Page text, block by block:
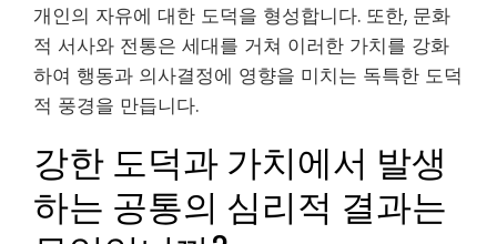
개인의 자유에 대한 도덕을 형성합니다. 또한, 문화
적 서사와 전통은 세대를 거쳐 이러한 가치를 강화
하여 행동과 의사결정에 영향을 미치는 독특한 도덕
적 풍경을 만듭니다.
강한 도덕과 가치에서 발생
하는 공통의 심리적 결과는